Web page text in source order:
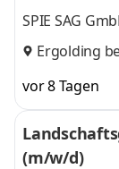
SPIE SAG
Ergolding
vor 8 Tagen
(m/w/d)